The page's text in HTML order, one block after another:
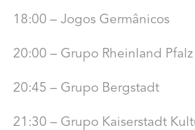
18:00 – Jogos Germânicos
20:00 – Grupo Rheinland Pfalz
20:45 – Grupo Bergstadt
21:30 – Grupo Kaiserstadt